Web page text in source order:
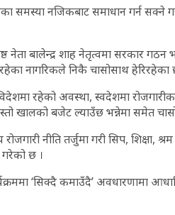
समस्या नजिकबाट समाधान गर्न
वरिष्ठ नेता बालेन्द्र शाह नेतृत्वमा
नागरिकले निकै चासोसाथ हेरिरहेका
रहेको अवस्था, स्वदेशमा
खालको बजेट ल्याउँछ भन्नेमा समेत
रोजगारी नीति तर्जुमा गरी सिप,
छ ।
‘सिक्दै कमाउँदै’ अवधारणामा